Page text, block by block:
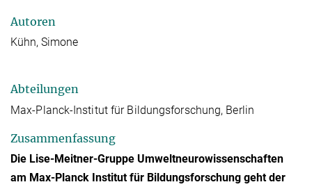
Autoren
Kühn, Simone
Abteilungen
Max-Planck-Institut für Bildungsforschung, Berlin
Zusammenfassung
Die Lise-Meitner-Gruppe Umweltneurowissenschaften
am Max-Planck Institut für Bildungsforschung geht der